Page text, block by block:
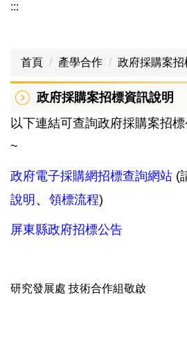
:::
首頁 產學合作 政府採購案招
政府採購案招標資訊說明
以下連結可查詢政府採購案招
~
政府電子採購網招標查詢網站 (
說明 、 領標流程)
屏東縣政府招標公告
研究發展處 技術合作組敬啟